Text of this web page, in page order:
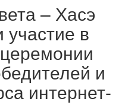
– Хасэ
в
и
интернет-